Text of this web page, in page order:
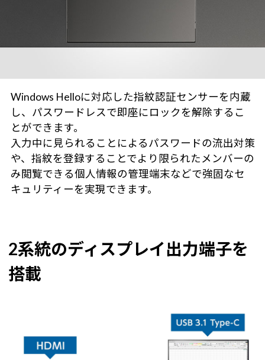
Windows Helloに対応した指紋認証センサーを内蔵
し、パスワードレスで即座にロックを解除するこ
とができます。
入力中に見られることによるパスワードの流出対策
や、指紋を登録することでより限られたメンバーの
み閲覧できる個人情報の管理端末などで強固なセ
キュリティーを実現できます。
2系統のディスプレイ出力端子を
搭載